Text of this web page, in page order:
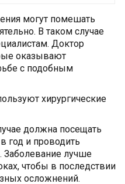
могут помешать
В таком случае
Доктор
оказывают
с подобным
хирургические
должна посещать
год и проводить
Заболевание лучше
чтобы в последствии
осложнений.